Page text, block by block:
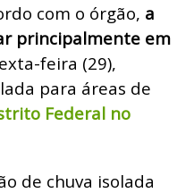
com o órgão, a
principalmente em
feira (29),
para áreas de
Federal no
de chuva isolada